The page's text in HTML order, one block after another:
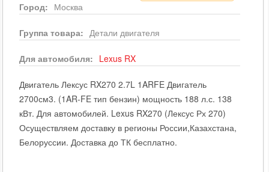
Город: Москва
Группа товара: Детали двигателя
Для автомобиля: Lexus RX
Двигатель Лексус RX270 2.7L 1ARFE Двигатель
2700см3. (1AR-FE тип бензин) мощность 188 л.с. 138
кВт. Для автомобилей. Lexus RX270 (Лексус Рх 270)
Осуществляем доставку в регионы России,Казахстана,
Белоруссии. Доставка до ТК бесплатно.